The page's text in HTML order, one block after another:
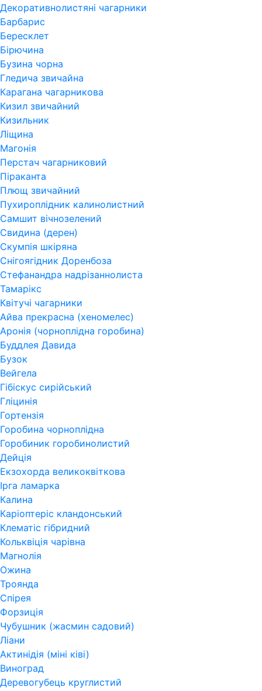
Декоративнолистяні чагарники
Барбарис
Бересклет
Бірючина
Бузина чорна
Гледича звичайна
Карагана чагарникова
Кизил звичайний
Кизильник
Ліщина
Магонія
Перстач чагарниковий
Піраканта
Плющ звичайний
Пухироплідник калинолистний
Самшит вічнозелений
Свидина (дерен)
Скумпія шкіряна
Снігоягідник Доренбоза
Стефанандра надрізаннолиста
Тамарікс
Квітучі чагарники
Айва прекрасна (хеномелес)
Аронія (чорноплідна горобина)
Буддлея Давида
Бузок
Вейгела
Гібіскус сирійський
Гліцинія
Гортензія
Горобина чорноплідна
Горобиник горобинолистий
Дейція
Екзохорда великоквіткова
Ірга ламарка
Калина
Каріоптеріс кландонський
Клематіс гібридний
Кольквіція чарівна
Магнолія
Ожина
Троянда
Спірея
Форзиція
Чубушник (жасмин садовий)
Ліани
Актинідія (міні ківі)
Виноград
Деревогубець круглистий